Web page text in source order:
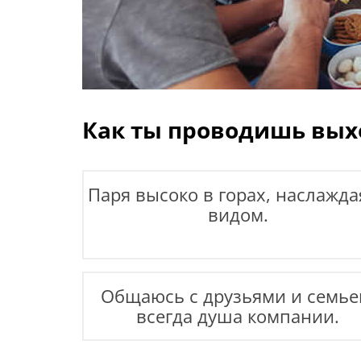
Как ты проводишь
Паря высоко в горах,
видом.
Общаюсь с друзьями и
всегда душа компании.